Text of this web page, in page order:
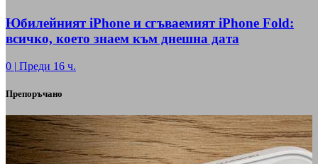
Юбилейният iPhone и сгъваемият iPhone Fold:
всичко, което знаем към днешна дата
0 | Преди 16 ч.
Препоръчано